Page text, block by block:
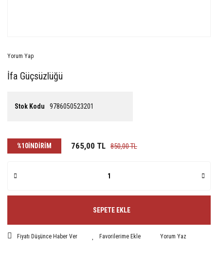
Yorum Yap
İfa Güçsüzlüğü
Stok Kodu 9786050523201
%10İNDİRİM 765,00 TL 850,00 TL
SEPETE EKLE
Fiyatı Düşünce Haber Ver Yorum Yaz